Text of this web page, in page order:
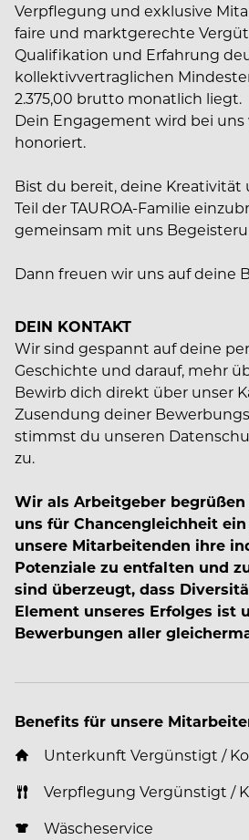
Verpflegung und exklusive
faire und marktgerechte
Qualifikation und Erfahrung
kollektivvertraglichen
2.375,00 brutto monatlich liegt.
Dein Engagement wird bei
honoriert.
Bist du bereit, deine Kreativität
Teil der TAUROA-Familie
gemeinsam mit uns
Dann freuen wir uns auf deine
DEIN KONTAKT
Wir sind gespannt auf deine
Geschichte und darauf, mehr
Bewirb dich direkt über unser
Zusendung deiner
stimmst du unseren
zu.
Wir als Arbeitgeber
uns für Chancengleichheit
unsere Mitarbeitenden ihre
Potenziale zu entfalten und
sind überzeugt, dass
Element unseres Erfolges ist
Bewerbungen aller
Benefits für unsere
Unterkunft Vergünstigt /
Verpflegung Vergünstigt /
Wäscheservice